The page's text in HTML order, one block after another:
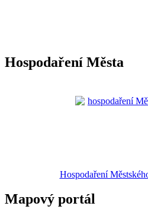
Hospodaření Města
Hospodaření
Mapový portál